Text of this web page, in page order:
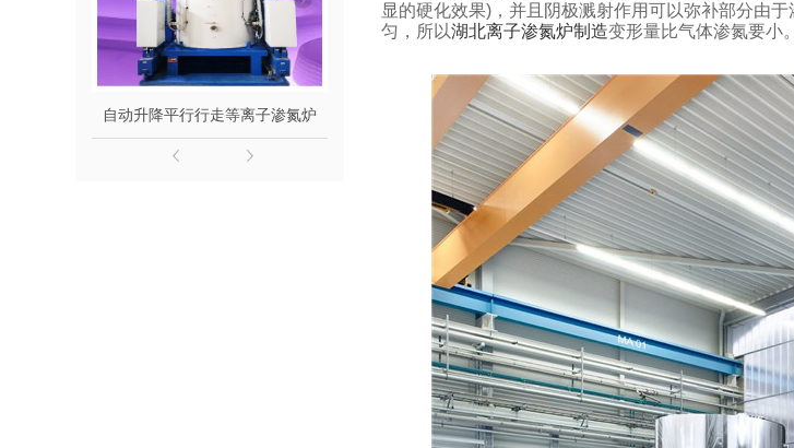
自动升降平行行走等离子渗氮炉 钟罩式等离子渗氮炉 直流电源等离子
显的硬化效果)，并且阴极溅射作用可以弥补部分由
匀，所以湖北离子渗氮炉制造变形量比气体渗氮要小。